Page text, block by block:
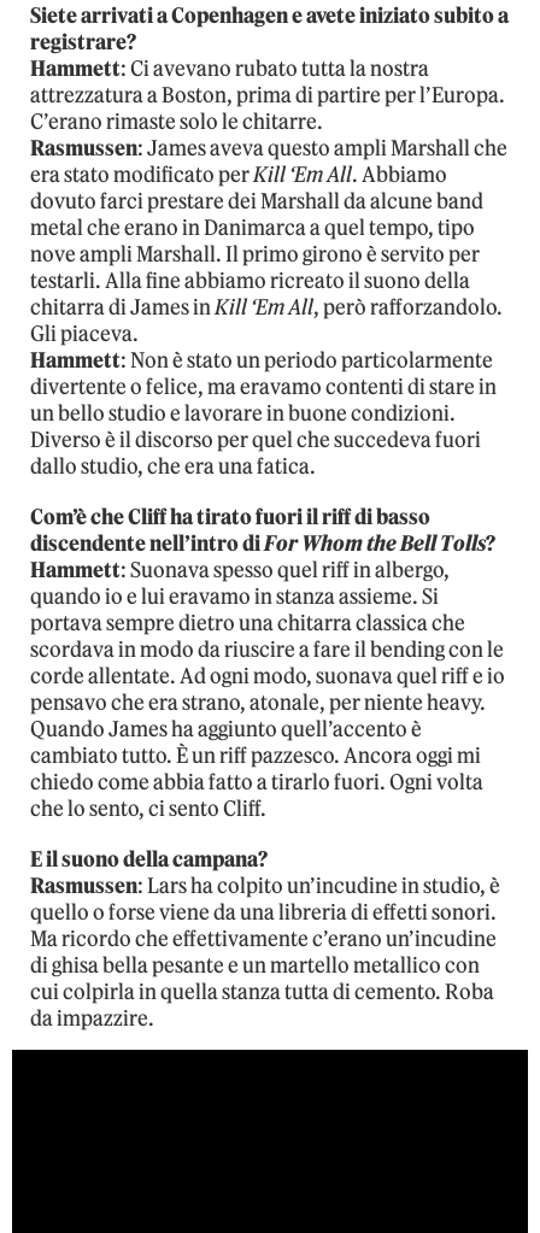
Siete arrivati a Copenhagen e avete iniziato subito a
registrare?
Hammett: Ci avevano rubato tutta la nostra
attrezzatura a Boston, prima di partire per l’Europa.
C’erano rimaste solo le chitarre.
Rasmussen: James aveva questo ampli Marshall che
era stato modificato perKill ‘Em All. Abbiamo
dovuto farci prestare dei Marshall da alcune band
metal che erano in Danimarca a quel tempo, tipo
nove ampli Marshall. Il primo girono è servito per
testarli. Alla fine abbiamo ricreato il suono della
chitarra di James inKill ‘Em All, però rafforzandolo.
Gli piaceva.
Hammett: Non è stato un periodo particolarmente
divertente o felice, ma eravamo contenti di stare in
un bello studio e lavorare in buone condizioni.
Diverso è il discorso per quel che succedeva fuori
dallo studio, che era una fatica.
Com’è che Cliff ha tirato fuori il riff di basso
discendente nell’intro diFor Whom the Bell Tolls?
Hammett: Suonava spesso quel riff in albergo,
quando io e lui eravamo in stanza assieme. Si
portava sempre dietro una chitarra classica che
scordava in modo da riuscire a fare il bending con le
corde allentate. Ad ogni modo, suonava quel riff e io
pensavo che era strano, atonale, per niente heavy.
Quando James ha aggiunto quell’accento è
cambiato tutto. È un riff pazzesco. Ancora oggi mi
chiedo come abbia fatto a tirarlo fuori. Ogni volta
che lo sento, ci sento Cliff.
E il suono della campana?
Rasmussen: Lars ha colpito un’incudine in studio, è
quello o forse viene da una libreria di effetti sonori.
Ma ricordo che effettivamente c’erano un’incudine
di ghisa bella pesante e un martello metallico con
cui colpirla in quella stanza tutta di cemento. Roba
da impazzire.